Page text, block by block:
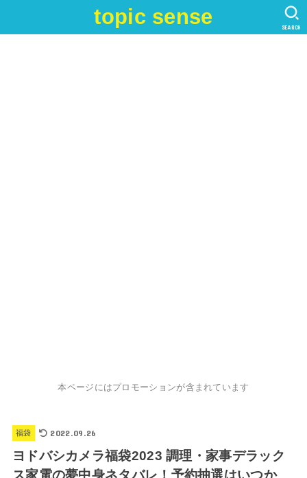
topic sense SEARCH
本ページにはプロモーションが含まれています
福袋 2022.09.26
ヨドバシカメラ福袋2023 調理・家事デラック
ス家電の夢中身ネタバレ！予約抽選はいつか